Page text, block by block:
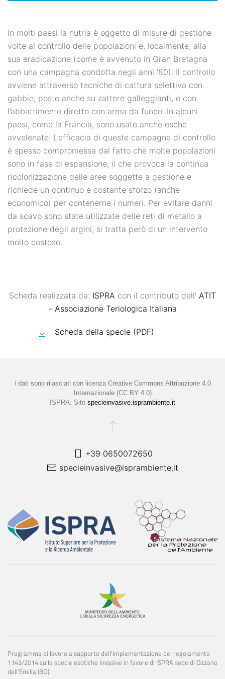
In molti paesi la nutria è oggetto di misure di gestione
volte al controllo delle popolazioni e, localmente, alla
sua eradicazione (come è avvenuto in Gran Bretagna
con una campagna condotta negli anni '80). Il controllo
avviene attraverso tecniche di cattura selettiva con
gabbie, poste anche su zattere galleggianti, o con
l’abbattimento diretto con arma da fuoco. In alcuni
paesi, come la Francia, sono usate anche esche
avvelenate. L’efficacia di queste campagne di controllo
è spesso compromessa dal fatto che molte popolazioni
sono in fase di espansione, il che provoca la continua
ricolonizzazione delle aree soggette a gestione e
richiede un continuo e costante sforzo (anche
economico) per contenerne i numeri. Per evitare danni
da scavo sono state utilizzate delle reti di metallo a
protezione degli argini, si tratta però di un intervento
molto costoso.
Scheda realizzata da: ISPRA con il contributo dell' ATIT
- Associazione Teriologica Italiana
Scheda della specie (PDF)
I dati sono rilasciati con licenza Creative Commons Attribuzione 4.0
Internazionale (CC BY 4.0)
ISPRA. Sito specieinvasive.isprambiente.it
+39 0650072650
specieinvasive@isprambiente.it
Programma di lavoro a supporto dell’implementazione del regolamento
1143/2014 sulle specie esotiche invasive in favore di ISPRA sede di Ozzano
dell’Emilia (BO).